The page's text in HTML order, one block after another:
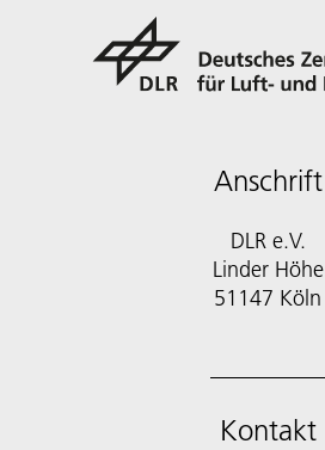
Anschrift
DLR e.V.
Linder Höhe
51147 Köln
Kontakt